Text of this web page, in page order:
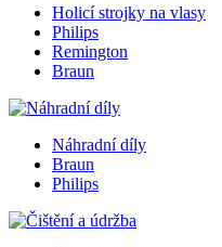
Holicí strojky na vlasy
Philips
Remington
Braun
Náhradní díly
Braun
Philips